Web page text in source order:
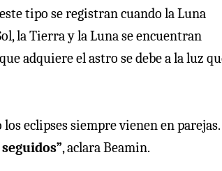
tipo se registran cuando la Luna
la Tierra y la Luna se encuentran
adquiere el astro se debe a la luz
eclipses siempre vienen en parejas.
, aclara Beamin.